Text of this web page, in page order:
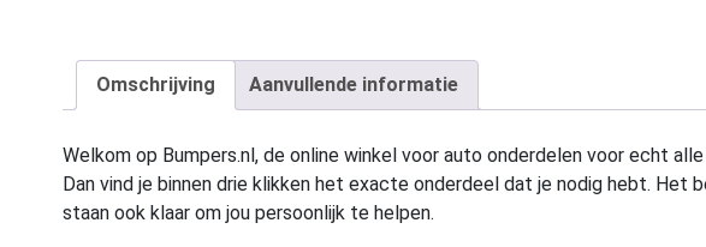
Omschrijving Aanvullende informatie
Welkom op Bumpers.nl, de online winkel voor auto onderdelen voor echt
Dan vind je binnen drie klikken het exacte onderdeel dat je nodig hebt.
staan ook klaar om jou persoonlijk te helpen.